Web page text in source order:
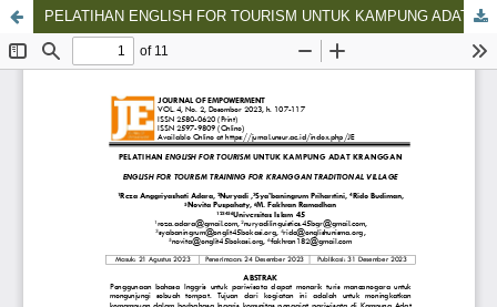
PELATIHAN ENGLISH FOR TOURISM UNTUK KAMPUNG ADAT KRANGGAN